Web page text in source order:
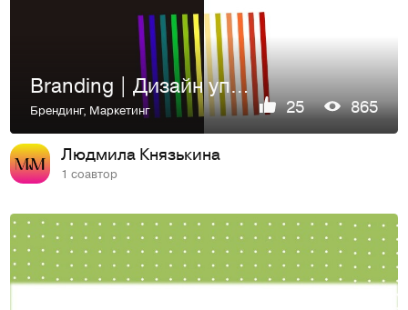
Branding | Дизайн упаковки для бренда «Баланс Белого"
Брендинг, Маркетинг 25 865
Людмила Князькина
1 соавтор